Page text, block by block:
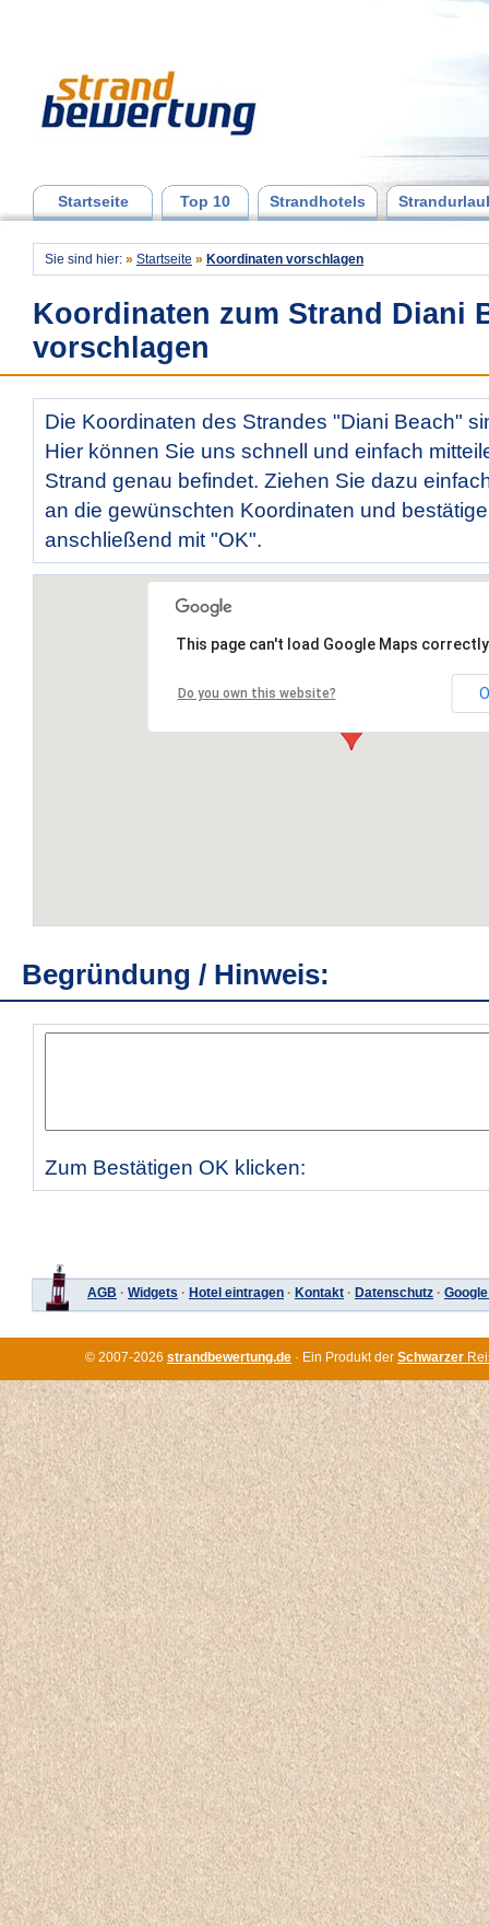
Startseite Top 10 Strandhotels
Sie sind hier: » Startseite » Koordinaten vorschlagen
Koordinaten zum Strand Diani
vorschlagen
Die Koordinaten des Strandes "Diani Beach"
Hier können Sie uns schnell und einfach
Strand genau befindet. Ziehen Sie dazu
an die gewünschten Koordinaten und
anschließend mit "OK".
This page can't load Google Maps
Do you own this website?
Begründung / Hinweis:
Zum Bestätigen OK klicken:
AGB · Widgets · Hotel eintragen · Kontakt · Datenschutz ·
© 2007-2026 strandbewertung.de · Ein Produkt der Schwarzer